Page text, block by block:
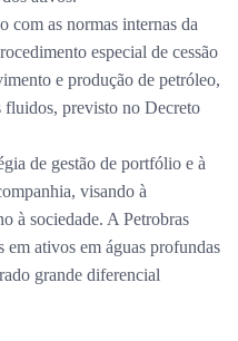
com as normas internas da
especial de cessão
e produção de petróleo,
fluidos, previsto no Decreto
de gestão de portfólio e à
visando à
à sociedade. A Petrobras
em ativos em águas profundas
grande diferencial